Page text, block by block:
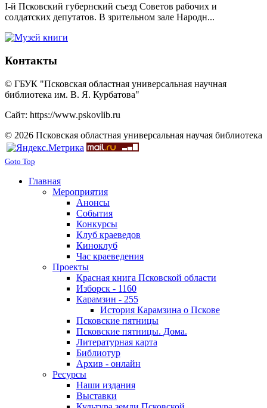
I-й Псковский губернский съезд Советов рабочих и
солдатских депутатов. В зрительном зале Народн...
Контакты
© ГБУК "Псковская областная универсальная научная
библиотека им. В. Я. Курбатова"
Сайт: https://www.pskovlib.ru
© 2026 Псковская областная универсальная научая библиотека
Goto Top
Главная
Мероприятия
Анонсы
События
Конкурсы
Клуб краеведов
Киноклуб
Час краеведения
Проекты
Красная книга Псковской области
Изборск - 1160
Карамзин - 255
История Карамзина о Пскове
Псковские пятницы
Псковские пятницы. Дома.
Литературная карта
Библиотур
Архив - онлайн
Ресурсы
Наши издания
Выставки